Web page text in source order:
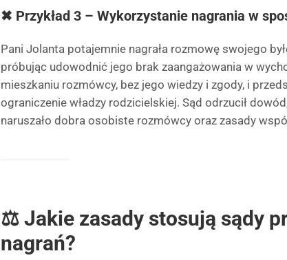
✖ Przykład 3 – Wykorzystanie nagrania w
Pani Jolanta potajemnie nagrała rozmowę swojego
próbując udowodnić jego brak zaangażowania w
mieszkaniu rozmówcy, bez jego wiedzy i zgody, i
ograniczenie władzy rodzicielskiej. Sąd odrzucił
naruszało dobra osobiste rozmówcy oraz zasady
⚖️ Jakie zasady stosują sądy
nagrań?